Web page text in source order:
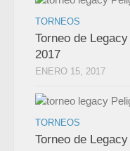
TORNEOS
Torneo de
2017
ENERO 15, 2017
TORNEOS
Torneo de